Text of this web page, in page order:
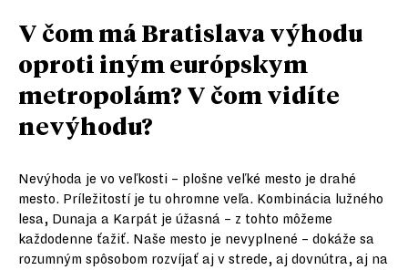
V čom má Bratislava výhodu
oproti iným európskym
metropolám? V čom vidíte
nevýhodu?
Nevýhoda je vo veľkosti – plošne veľké mesto je drahé
mesto. Príležitostí je tu ohromne veľa. Kombinácia lužného
lesa, Dunaja a Karpát je úžasná – z tohto môžeme
každodenne ťažiť. Naše mesto je nevyplnené – dokáže sa
rozumným spôsobom rozvíjať aj v strede, aj dovnútra, aj na